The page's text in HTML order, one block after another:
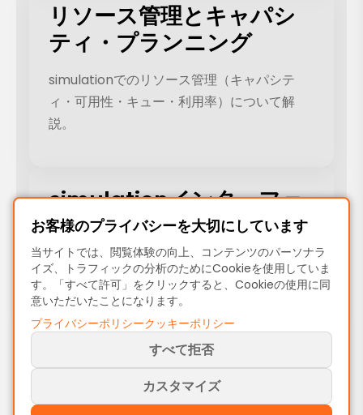
リソース管理とキャパシ
ティ・プランニング
simulationでのリソース管理（キャパシテ
ィ・可用性・キュー・利用率）について解
説。
simulationインターフェ
ース解説
ProcessMindのsimulation設定・操作を網羅
したリファレンス。
お客様のプライバシーを大切にしています
当サイトでは、閲覧体験の向上、コンテンツのパーソナラ
イズ、トラフィックの分析のためにCookieを使用していま
す。「すべて許可」をクリックすると、Cookieの使用に同
意いただいたことになります。
プライバシーポリシークッキーポリシー
すべて拒否
カスタマイズ